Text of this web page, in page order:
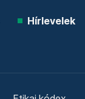
Hírlevelek